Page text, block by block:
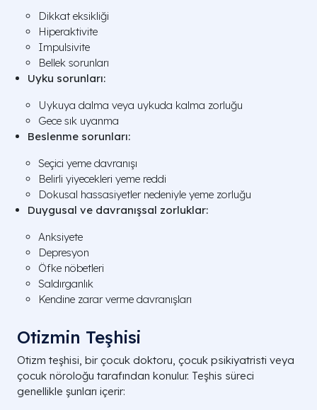
Dikkat eksikliği
Hiperaktivite
Impulsivite
Bellek sorunları
Uyku sorunları:
Uykuya dalma veya uykuda kalma zorluğu
Gece sık uyanma
Beslenme sorunları:
Seçici yeme davranışı
Belirli yiyecekleri yeme reddi
Dokusal hassasiyetler nedeniyle yeme zorluğu
Duygusal ve davranışsal zorluklar:
Anksiyete
Depresyon
Öfke nöbetleri
Saldırganlık
Kendine zarar verme davranışları
Otizmin Teşhisi
Otizm teşhisi, bir çocuk doktoru, çocuk psikiyatristi veya
çocuk nöroloğu tarafından konulur. Teşhis süreci
genellikle şunları içerir: